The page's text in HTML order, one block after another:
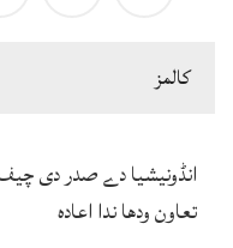
كالمز
انڈونیشیا دے صدر دی
تعاون ودھا ندا اعادہ